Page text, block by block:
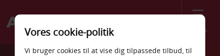
Menu
Welcome
Vores cookie-politik
Vi bruger cookies til at vise dig tilpassede tilbud, til